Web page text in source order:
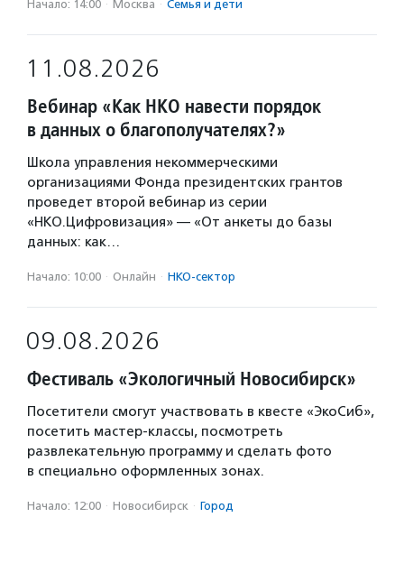
Начало: 14:00 · Москва · Семья и дети
11.08.2026
Вебинар «Как НКО навести порядок
в данных о благополучателях?»
Школа управления некоммерческими
организациями Фонда президентских грантов
проведет второй вебинар из серии
«НКО.Цифровизация» — «От анкеты до базы
данных: как…
Начало: 10:00 · Онлайн · НКО-сектор
09.08.2026
Фестиваль «Экологичный Новосибирск»
Посетители смогут участвовать в квесте «ЭкоСиб»,
посетить мастер-классы, посмотреть
развлекательную программу и сделать фото
в специально оформленных зонах.
Начало: 12:00 · Новосибирск · Город